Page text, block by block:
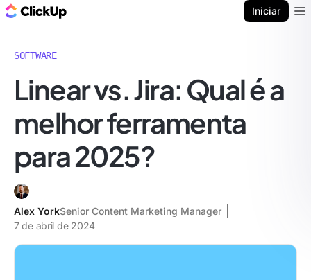
Iniciar
SOFTWARE
Linear vs. Jira: Qual é a
melhor ferramenta
para 2025?
Alex YorkSenior Content Marketing Manager
7 de abril de 2024